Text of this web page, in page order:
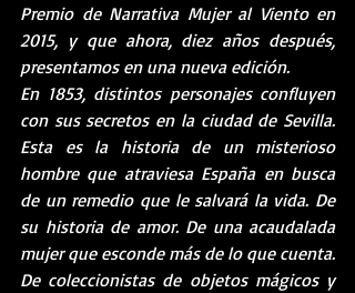
Premio de Narrativa Mujer al Viento en
2015, y que ahora, diez años después,
presentamos en una nueva edición.
En 1853, distintos personajes confluyen
con sus secretos en la ciudad de Sevilla.
Esta es la historia de un misterioso
hombre que atraviesa España en busca
de un remedio que le salvará la vida. De
su historia de amor. De una acaudalada
mujer que esconde más de lo que cuenta.
De coleccionistas de objetos mágicos y